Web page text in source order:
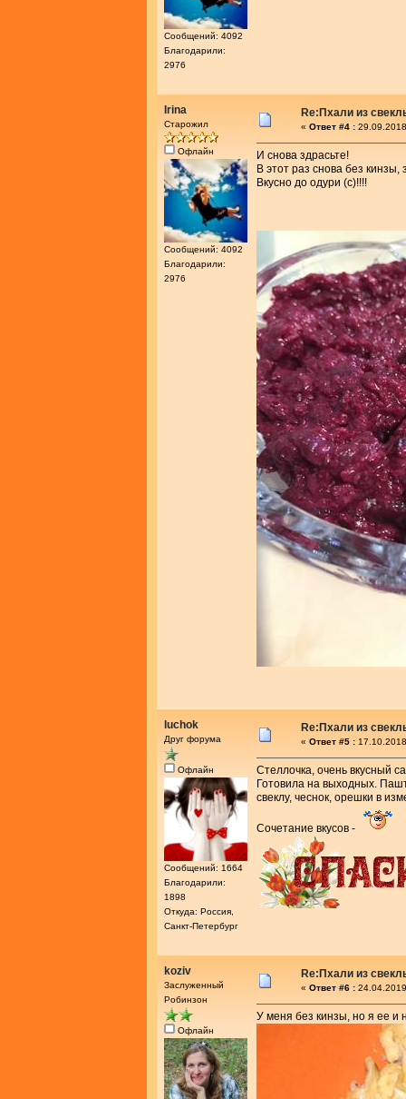
Сообщений: 4092
Благодарили:
2976
Irina
Старожил
Офлайн
Сообщений: 4092
Благодарили:
2976
Re:Пхали из
« Ответ #4 :
И снова здрасьте!
В этот раз снова без кинзы,
Вкусно до одури (с)!!!!
luchok
Друг форума
Офлайн
Сообщений: 1664
Благодарили:
1898
Откуда: Россия,
Санкт-Петербург
Re:Пхали из
« Ответ #5 :
Стеллочка, очень вкусный
Готовила на выходных.
свеклу, чеснок, орешки в
Сочетание вкусов -
koziv
Заслуженный
Робинзон
Офлайн
Re:Пхали из
« Ответ #6 :
У меня без кинзы, но я ее и